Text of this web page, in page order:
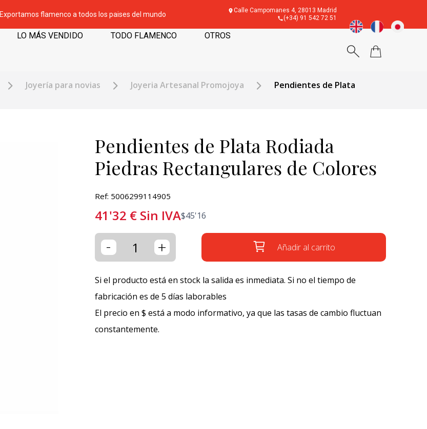
Exportamos flamenco a todos los paises del mundo
Calle Campomanes 4, 28013 Madrid
(+34) 91 542 72 51
LO MÁS VENDIDO TODO FLAMENCO OTROS
Joyería para novias Joyeria Artesanal Promojoya
Pendientes de Plata
Pendientes de Plata Rodiada
Piedras Rectangulares de Colores
Ref: 5006299114905
41'32 € Sin IVA$45'16
- + Añadir al carrito
Si el producto está en stock la salida es inmediata. Si no el tiempo de
fabricación es de 5 días laborables
El precio en $ está a modo informativo, ya que las tasas de cambio fluctuan
constantemente.